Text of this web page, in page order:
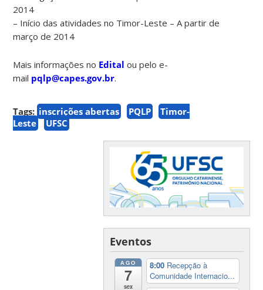
2014
– Início das atividades no Timor-Leste – A partir de
março de 2014
Mais informações no Edital ou pelo e-
mail pqlp@capes.gov.br.
Tags: inscrições abertas PQLP
Timor-
Leste
UFSC
Eventos
AGO
7
sex
8:00 Recepção à
Comunidade Internacio...